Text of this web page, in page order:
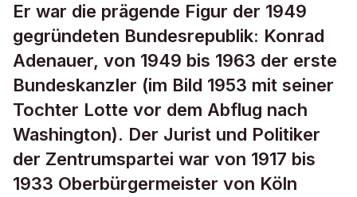
Adenauer und die Bonner Republik
Er war die prägende Figur der 1949
gegründeten Bundesrepublik: Konrad
Adenauer, von 1949 bis 1963 der erste
Bundeskanzler (im Bild 1953 mit seiner
Tochter Lotte vor dem Abflug nach
Washington). Der Jurist und Politiker
der Zentrumspartei war von 1917 bis
1933 Oberbürgermeister von Köln